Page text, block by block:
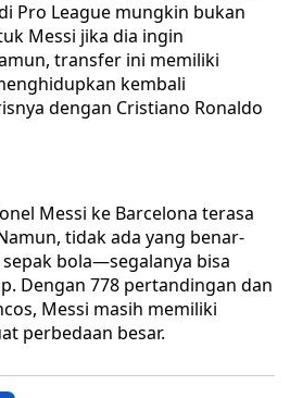
Pro League mungkin bukan
Messi jika dia ingin
transfer ini memiliki
kembali
dengan Cristiano Ronaldo
Messi ke Barcelona terasa
tidak ada yang benar-
bola—segalanya bisa
Dengan 778 pertandingan dan
Messi masih memiliki
perbedaan besar.